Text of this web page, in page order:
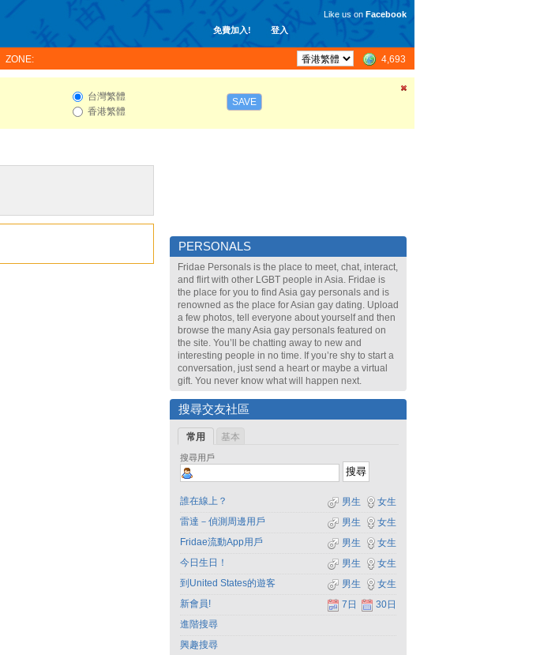
免費加入! 登入
Like us on Facebook
ZONE: 4,693
台灣繁體
香港繁體
SAVE
PERSONALS
Fridae Personals is the place to meet, chat, interact,
and flirt with other LGBT people in Asia. Fridae is
the place for you to find Asia gay personals and is
renowned as the place for Asian gay dating. Upload
a few photos, tell everyone about yourself and then
browse the many Asia gay personals featured on
the site. You’ll be chatting away to new and
interesting people in no time. If you’re shy to start a
conversation, just send a heart or maybe a virtual
gift. You never know what will happen next.
搜尋交友社區
常用 基本
搜尋用戶
誰在線上？ 女生
男生
雷達－偵測周邊用戶
女生
男生
Fridae流動App用戶
女生
男生
今日生日！
女生
男生
到United States的遊客
女生
男生
新會員!
30日
7日
進階搜尋
興趣搜尋